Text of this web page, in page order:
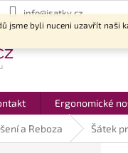
jsme byli nuceni uzavřít naši
info@isatky.cz
Ergonomické
a Reboza Šátek